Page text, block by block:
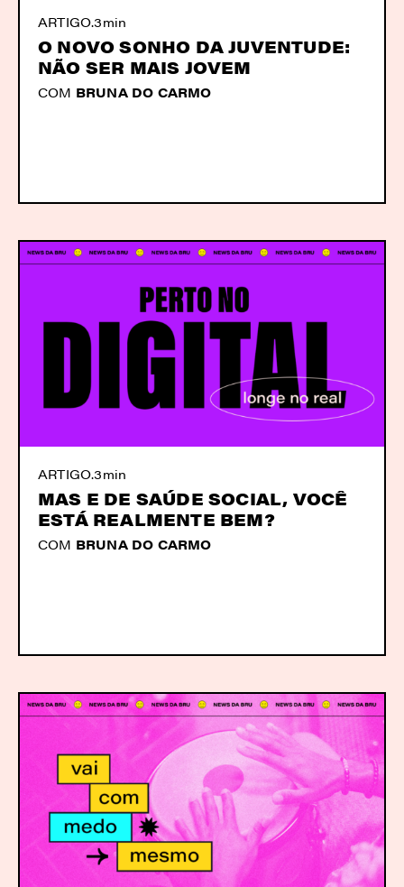
ARTIGO.3min
O NOVO SONHO DA JUVENTUDE:
NÃO SER MAIS JOVEM
COM BRUNA DO CARMO
ARTIGO.3min
MAS E DE SAÚDE SOCIAL, VOCÊ
ESTÁ REALMENTE BEM?
COM BRUNA DO CARMO